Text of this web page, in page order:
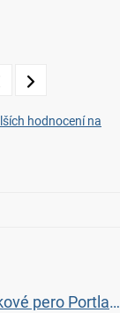
hodnocení na
Dřevěné kuličkové pero Portland L - Wenge